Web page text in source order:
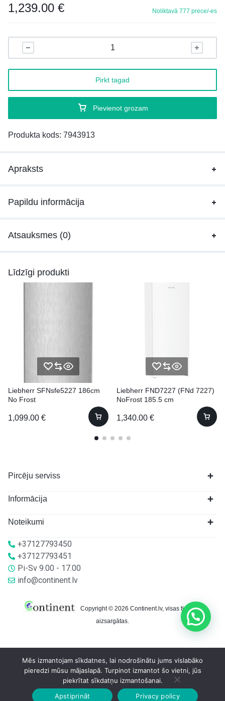
1,239.00 € Noliktavā 777 prece/-es
Pievienot grozam
Pirkt tagad
Produkta kods: 7943913
Apraksts
Papildu informācija
Atsauksmes (0)
Līdzīgi produkti
Liebherr SFNsfe5227 186cm
No Frost
1,099.00 €
Liebherr FND7227 (FNd 7227)
NoFrost 185.5 cm
1,340.00 €
Pircēju serviss
Informācija
Noteikumi
+37127793450
+37127793451
Pi-Sv 9.00 - 17.00
info@continent.lv
Copyright © 2026 Continent.lv, visas tiesības
aizsargātas.
Mēs izmantojam sīkdatnes, lai nodrošinātu jums vislabāko
pieredzi mūsu mājaslapā. Turpinot izmantot šo vietni, jūs
piekrītat sīkdatņu izmantošanai.
Apstiprināt
Privacy policy